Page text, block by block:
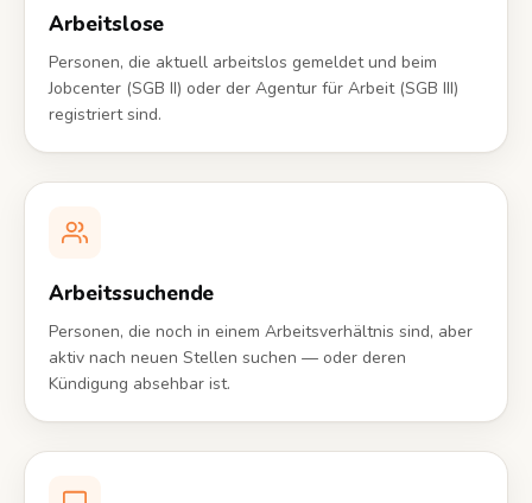
Arbeitslose
Personen, die aktuell arbeitslos gemeldet und beim
Jobcenter (SGB II) oder der Agentur für Arbeit (SGB III)
registriert sind.
Arbeitssuchende
Personen, die noch in einem Arbeitsverhältnis sind, aber
aktiv nach neuen Stellen suchen — oder deren
Kündigung absehbar ist.